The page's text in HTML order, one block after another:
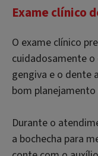
Exame clínico
O exame clínico
cuidadosamente
gengiva e o dente
bom
Durante o
a bochecha para